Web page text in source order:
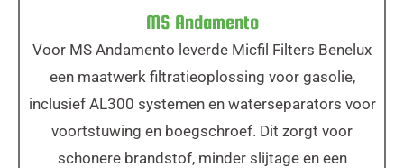
MS Andamento
Voor MS Andamento leverde Micfil Filters Benelux
een maatwerk filtratieoplossing voor gasolie,
inclusief AL300 systemen en waterseparators voor
voortstuwing en boegschroef. Dit zorgt voor
schonere brandstof, minder slijtage en een